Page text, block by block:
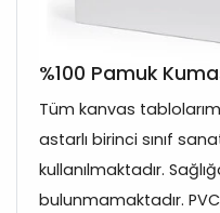
%100 Pamuk
Tüm kanvas
astarlı birinci sınıf
kullanılmaktadır.
bulunmamaktadır.